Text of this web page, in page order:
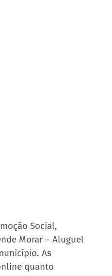
Social,
Morar – Aluguel
As
quanto